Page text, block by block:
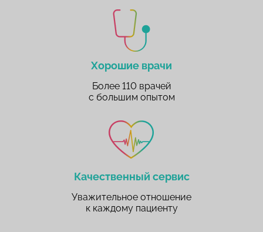
Хорошие врачи
Более 110 врачей
с большим опытом
Качественный сервис
Уважительное отношение
к каждому пациенту